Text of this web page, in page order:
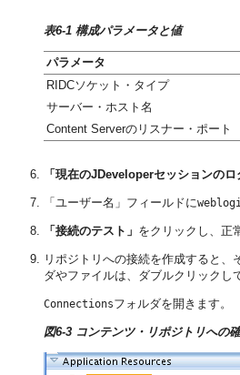
表6-1 構成パラメータと値
パラメータ
RIDCソケット・タイプ
サーバー・ホスト名
Content Serverのリスナー・ポート
「現在のJDeveloperセッションのロ
「ユーザー名」フィールドに
「接続のテスト」 をクリックし、正
リポジトリへの接続を作成すると
ダやファイルは、ダブルクリックし
Connectionsフォルダを開きます。
図6-3 コンテンツ・リポジトリへの